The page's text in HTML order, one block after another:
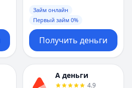
Займ онлайн
Первый займ 0%
Получить деньги
А деньги
4.9